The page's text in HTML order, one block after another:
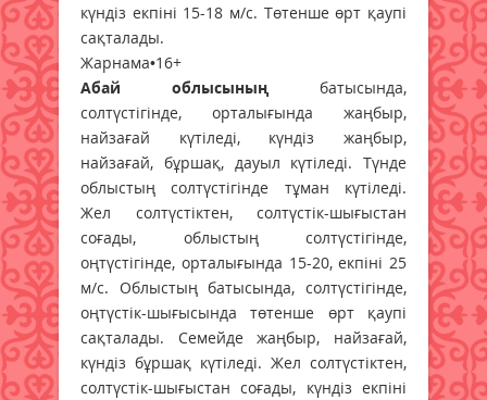
күндіз екпіні 15-18 м/с. Төтенше өрт қаупі
сақталады.
Жарнама•16+
Абай облысының батысында,
солтүстігінде, орталығында жаңбыр,
найзағай күтіледі, күндіз жаңбыр,
найзағай, бұршақ, дауыл күтіледі. Түнде
облыстың солтүстігінде тұман күтіледі.
Жел солтүстіктен, солтүстік-шығыстан
соғады, облыстың солтүстігінде,
оңтүстігінде, орталығында 15-20, екпіні 25
м/с. Облыстың батысында, солтүстігінде,
оңтүстік-шығысында төтенше өрт қаупі
сақталады. Семейде жаңбыр, найзағай,
күндіз бұршақ күтіледі. Жел солтүстіктен,
солтүстік-шығыстан соғады, күндіз екпіні